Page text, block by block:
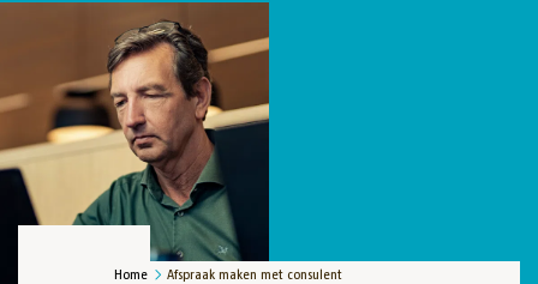
Home Afspraak maken met consulent